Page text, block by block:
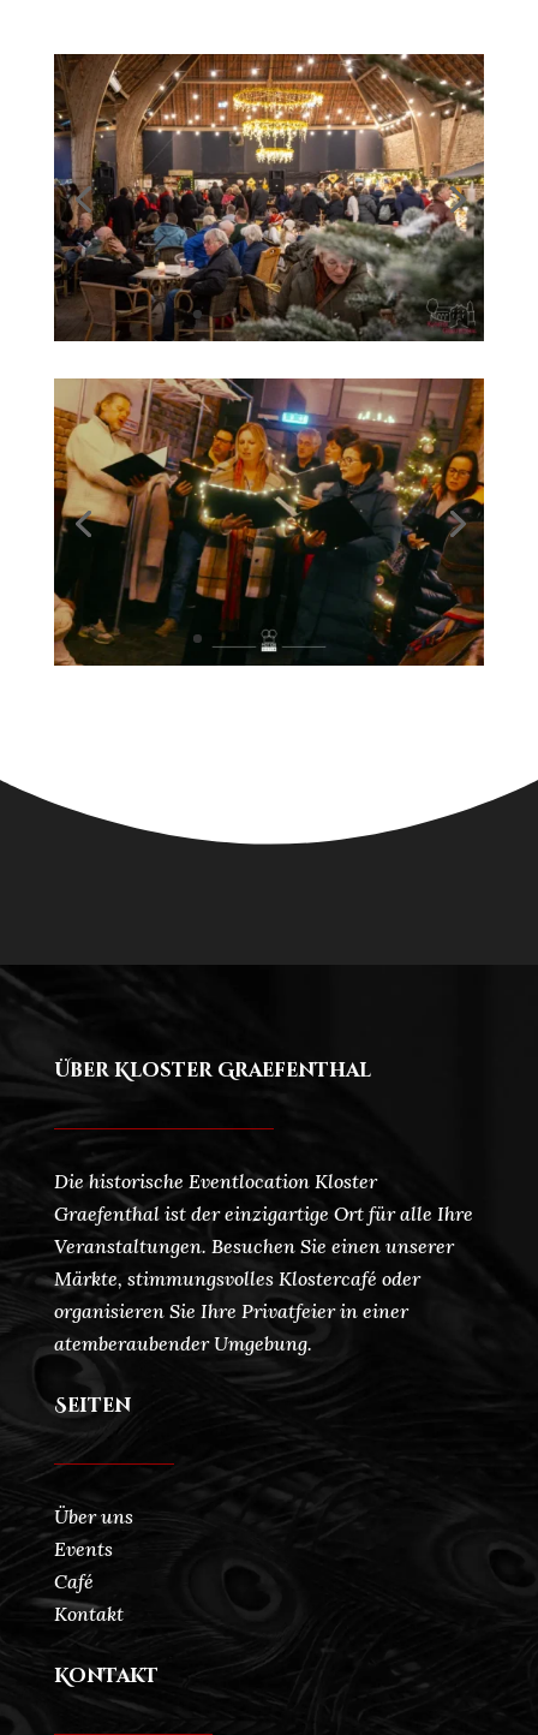
Über Kloster Graefenthal
Die historische Eventlocation Kloster
Graefenthal ist der einzigartige Ort für alle Ihre
Veranstaltungen. Besuchen Sie einen unserer
Märkte, stimmungsvolles Klostercafé oder
organisieren Sie Ihre Privatfeier in einer
atemberaubender Umgebung.
Seiten
Über uns
Events
Café
Kontakt
Kontakt